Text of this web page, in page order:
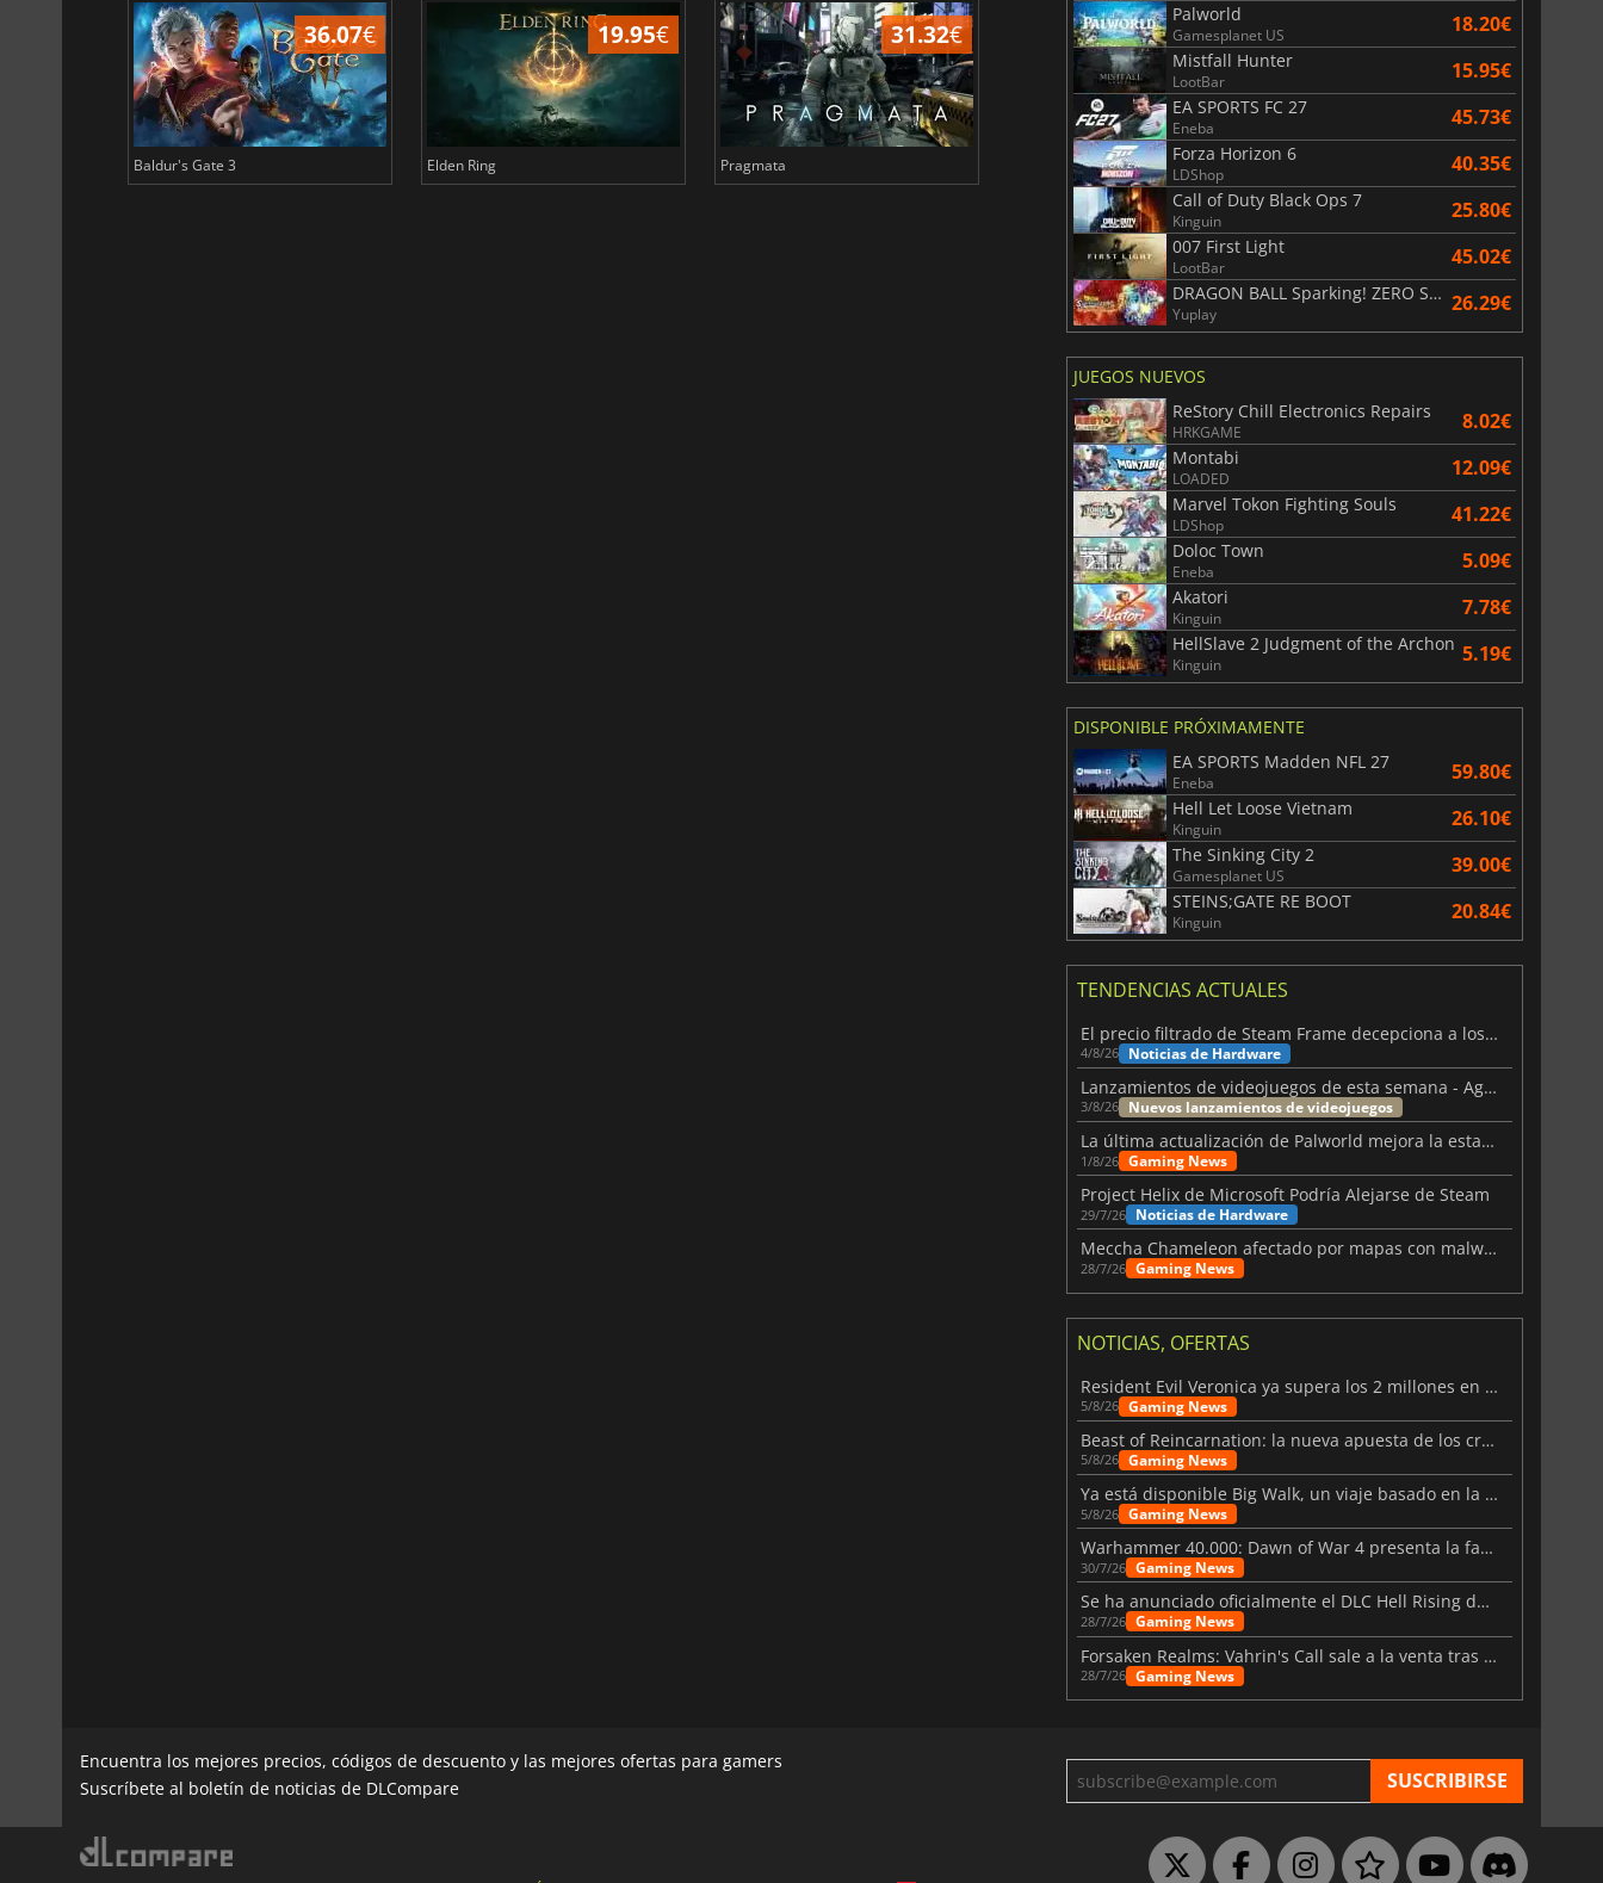
36.07€
Baldur's Gate 3
19.95€
Elden Ring
31.32€
Pragmata
6.75€
Total War WARHAMMER 3
15.48
Palworld
Gamesplanet US 18.20€
Mistfall Hunter
LootBar 15.95€
EA SPORTS FC 27
Eneba 45.73€
Forza Horizon 6
LDShop 40.35€
Call of Duty Black Ops 7
Kinguin 25.80€
007 First Light
LootBar 45.02€
DRAGON BALL Sparking! ZERO Super Limit Breaking NEO
Yuplay 26.29€
JUEGOS NUEVOS
ReStory Chill Electronics Repairs
HRKGAME 8.02€
Montabi
LOADED 12.09€
Marvel Tokon Fighting Souls
LDShop 41.22€
Doloc Town
Eneba 5.09€
Akatori
Kinguin 7.78€
HellSlave 2 Judgment of the Archon
Kinguin 5.19€
DISPONIBLE PRÓXIMAMENTE
EA SPORTS Madden NFL 27
Eneba 59.80€
Hell Let Loose Vietnam
Kinguin 26.10€
The Sinking City 2
Gamesplanet US 39.00€
STEINS;GATE RE BOOT
Kinguin 20.84€
TENDENCIAS ACTUALES
El precio filtrado de Steam Frame decepciona a los usuarios
4/8/26 Noticias de Hardware
Lanzamientos de videojuegos de esta semana - Agosto de 2026 (semana 32)
3/8/26 Nuevos lanzamientos de videojuegos
La última actualización de Palworld mejora la estabilidad
1/8/26 Gaming News
Project Helix de Microsoft Podría Alejarse de Steam
29/7/26 Noticias de Hardware
Meccha Chameleon afectado por mapas con malware y Discord
28/7/26 Gaming News
NOTICIAS, OFERTAS
Resident Evil Veronica ya supera los 2 millones en listas de deseados
5/8/26 Gaming News
Beast of Reincarnation: la nueva apuesta de los creadores de Pokémon
5/8/26 Gaming News
Ya está disponible Big Walk, un viaje basado en la amistad
5/8/26 Gaming News
Warhammer 40.000: Dawn of War 4 presenta la facción de los Necrones
30/7/26 Gaming News
Se ha anunciado oficialmente el DLC Hell Rising de Nioh 3
28/7/26 Gaming News
Forsaken Realms: Vahrin's Call sale a la venta tras una década
28/7/26 Gaming News
Encuentra los mejores precios, códigos de descuento y las mejores ofertas para gamers
Suscríbete al boletín de noticias de DLCompare